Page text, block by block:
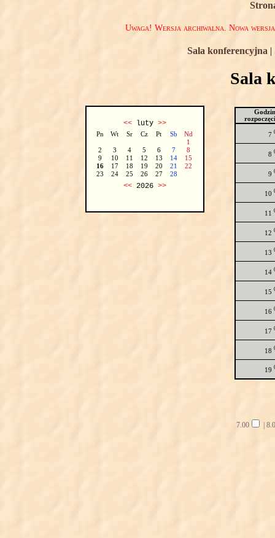
Uwaga! Wersja archiwalna. Nowa
Sala konferencyjna |
Sala
<<luty >>
Pn Wt Sr Cz Pt Sb
Nd
1
2
3 4 5 6 7
8
9
10 11 12 13 14
15
16
17 18 19 20 21
22
23
24 25 26 27 28
<<2026 >>
7
8
9
10
11
12
13
14
15
16
17
18
19
7.00